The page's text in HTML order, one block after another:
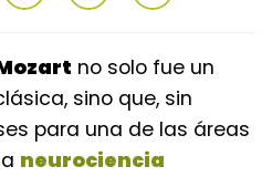
no solo fue un
sino que, sin
para una de las áreas
neurociencia